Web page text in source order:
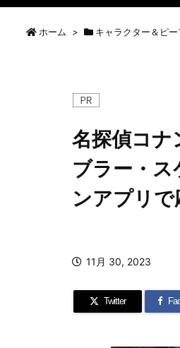
ホーム > キャラクター＆ピ
名探偵コナ
ブラー・
ンアプリで
11月 30, 2023
Twitter